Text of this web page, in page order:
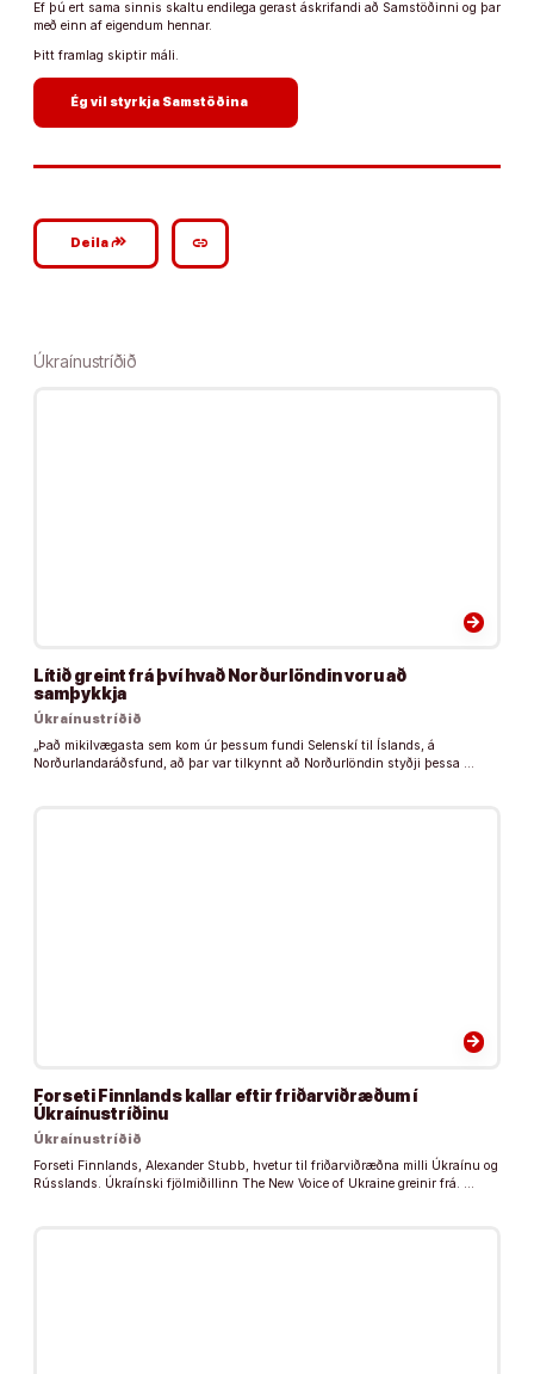
Ef þú ert sama sinnis skaltu endilega gerast áskrifandi að Samstöðinni og þar
með einn af eigendum hennar.
Þitt framlag skiptir máli.
Ég vil styrkja Samstöðina
Deilagoogle_plus_reshare link
Úkraínustríðið
arrow_forward
Lítið greint frá því hvað Norðurlöndin voru að
samþykkja
Úkraínustríðið
„Það mikilvægasta sem kom úr þessum fundi Selenskí til Íslands, á
Norðurlandaráðsfund, að þar var tilkynnt að Norðurlöndin styðji þessa …
arrow_forward
Forseti Finnlands kallar eftir friðarviðræðum í
Úkraínustríðinu
Úkraínustríðið
Forseti Finnlands, Alexander Stubb, hvetur til friðarviðræðna milli Úkraínu og
Rússlands. Úkraínski fjölmiðillinn The New Voice of Ukraine greinir frá. …